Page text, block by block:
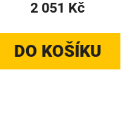
2 051 Kč
DO KOŠÍKU